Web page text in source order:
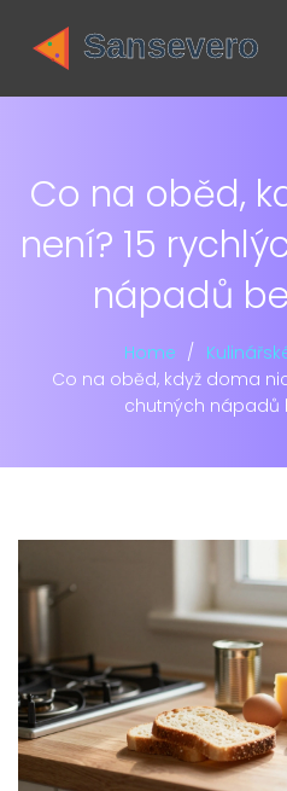
Co na oběd,
není? 15
nápadů
Home
Co na oběd, když doma
chutných nápadů